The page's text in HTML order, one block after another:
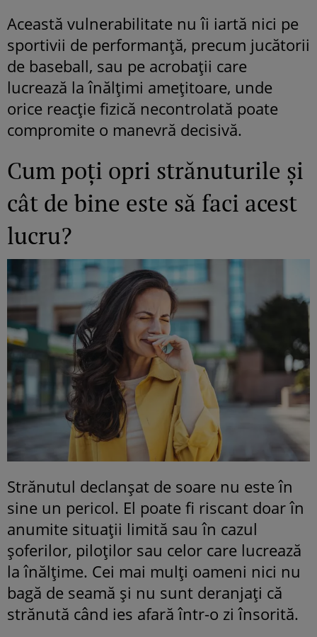
Această vulnerabilitate nu îi iartă nici pe
sportivii de performanță, precum jucătorii
de baseball, sau pe acrobații care
lucrează la înălțimi amețitoare, unde
orice reacție fizică necontrolată poate
compromite o manevră decisivă.
Cum poți opri strănuturile și
cât de bine este să faci acest
lucru?
Strănutul declanșat de soare nu este în
sine un pericol. El poate fi riscant doar în
anumite situații limită sau în cazul
șoferilor, piloților sau celor care lucrează
la înălțime. Cei mai mulți oameni nici nu
bagă de seamă și nu sunt deranjați că
strănută când ies afară într-o zi însorită.